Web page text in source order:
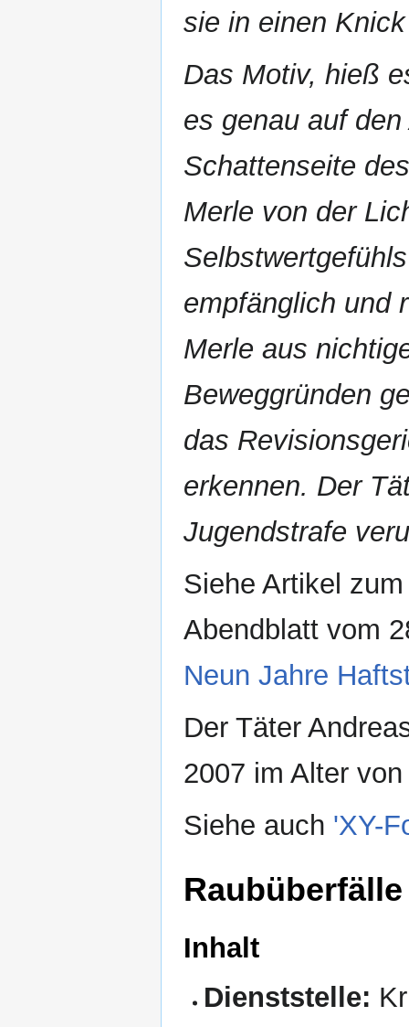
sie in einen
Das Motiv, hieß
es genau auf
Schattenseite
Merle von der
empfänglich und
Merle aus
Beweggründen
das
erkennen. Der
Jugendstrafe
Siehe Artikel
Abendblatt vom
Neun Jahre
Der Täter
2007 im Alter
Siehe auch 'XY-
Raubüberfälle
Inhalt
Dienststelle: